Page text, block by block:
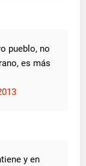
pueblo, no
es más
y en